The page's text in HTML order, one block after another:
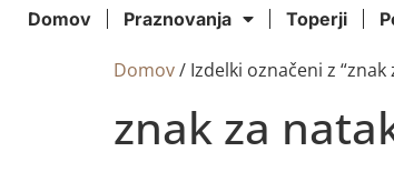
Domov Praznovanja Toperji
Domov/ Izdelki označeni z “znak
znak za